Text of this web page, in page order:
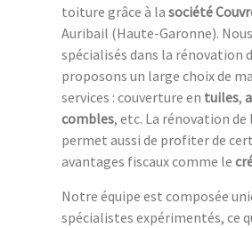
toiture grâce à la société
Auribail (Haute-Garonne).
spécialisés dans la rénovation
proposons un large choix de
services : couverture en tuiles,
combles, etc. La rénovation
permet aussi de profiter de
avantages fiscaux comme le
Notre équipe est composée
spécialistes expérimentés, ce